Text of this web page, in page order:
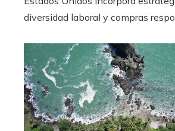
diversidad laboral y compras